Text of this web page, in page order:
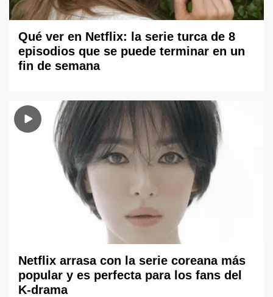
Qué ver en Netflix: la serie turca de 8
episodios que se puede terminar en un
fin de semana
Netflix arrasa con la serie coreana más
popular y es perfecta para los fans del
K-drama